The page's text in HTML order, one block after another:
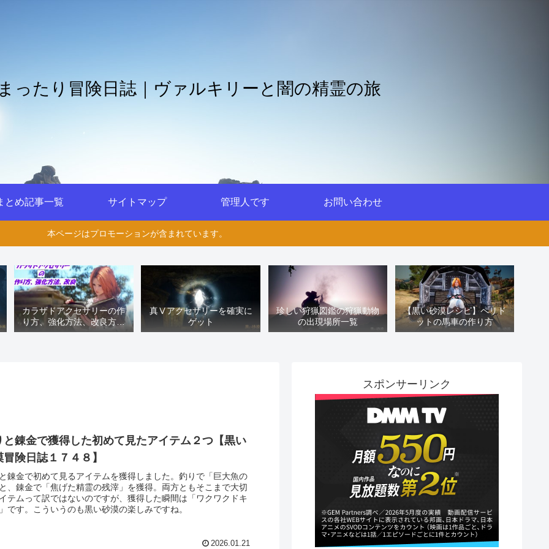
ったり冒険日誌｜ヴァルキリーと闇の精霊の旅
とめ記事一覧 サイトマップ 管理人です お問い合わせ
本ページはプロモーションが含まれています。
カラザドアクセサリーの作
り方、強化方法、改良方法
などまとめ【黒い砂漠冒険
真Ⅴアクセサリーを確実に
ゲット
珍しい狩猟図鑑の狩猟動物
の出現場所一覧
【黒い砂漠レシピ】ペリド
ットの馬車の作り方
と錬金で獲得した初めて見たアイテム２つ【黒い
冒険日誌１７４８】
錬金で初めて見るアイテムを獲得しました。釣りで「巨大魚の
、錬金で「焦げた精霊の残滓」を獲得。両方ともそこまで大切
テムって訳ではないのですが、獲得した瞬間は「ワクワクドキ
です。こういうのも黒い砂漠の楽しみですね。
2026.01.21
スポンサーリンク